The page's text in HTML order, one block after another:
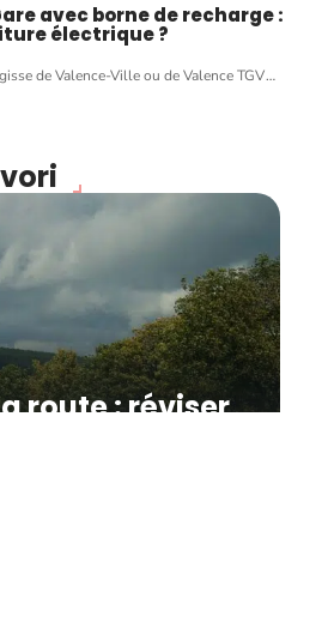
avec borne de recharge :
électrique ?
de Valence-Ville ou de Valence TGV…
route : réviser